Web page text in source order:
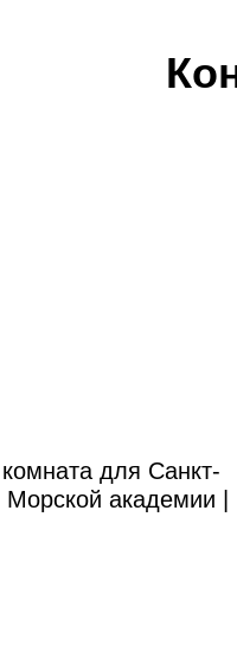
для Санкт-
Морской академии |